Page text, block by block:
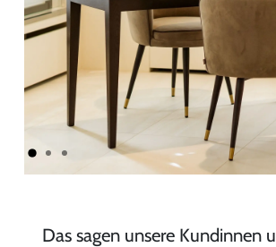
Das sagen unsere Kundinnen